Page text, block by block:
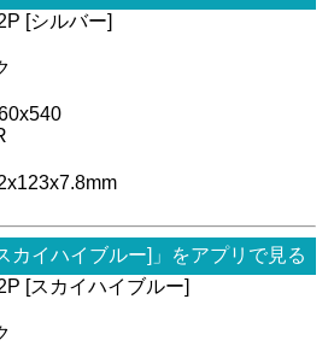
[シルバー]
カイハイブルー]」をアプリで見る
[スカイハイブルー]